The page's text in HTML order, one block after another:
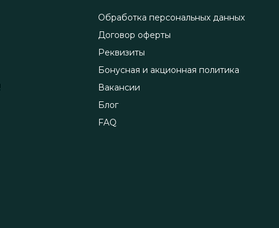
Обработка персональных данных
Договор оферты
Реквизиты
Бонусная и акционная политика
Вакансии
Блог
FAQ